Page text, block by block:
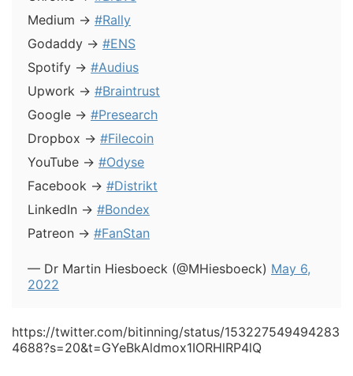
Medium → #Rally
Godaddy → #ENS
Spotify → #Audius
Upwork → #Braintrust
Google → #Presearch
Dropbox → #Filecoin
YouTube → #Odyse
Facebook → #Distrikt
LinkedIn → #Bondex
Patreon → #FanStan
— Dr Martin Hiesboeck (@MHiesboeck) May 6,
2022
https://twitter.com/bitinning/status/153227549494283
4688?s=20&t=GYeBkAldmox1IORHlRP4lQ